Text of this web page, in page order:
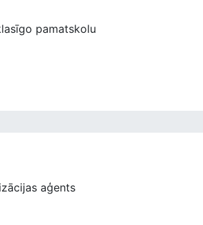
pamatskolu
aģents